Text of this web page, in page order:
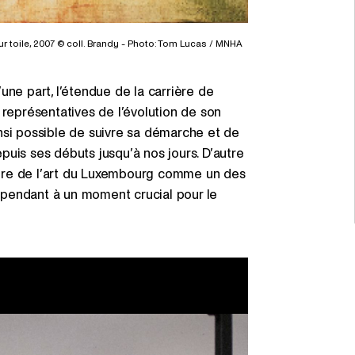
toile, 2007 © coll. Brandy - Photo: Tom Lucas / MNHA
part, l’étendue de la carrière de
de l’évolution de son
possible de suivre sa démarche et de
ses débuts jusqu’à nos jours. D’autre
de l’art du Luxembourg comme un des
à un moment crucial pour le